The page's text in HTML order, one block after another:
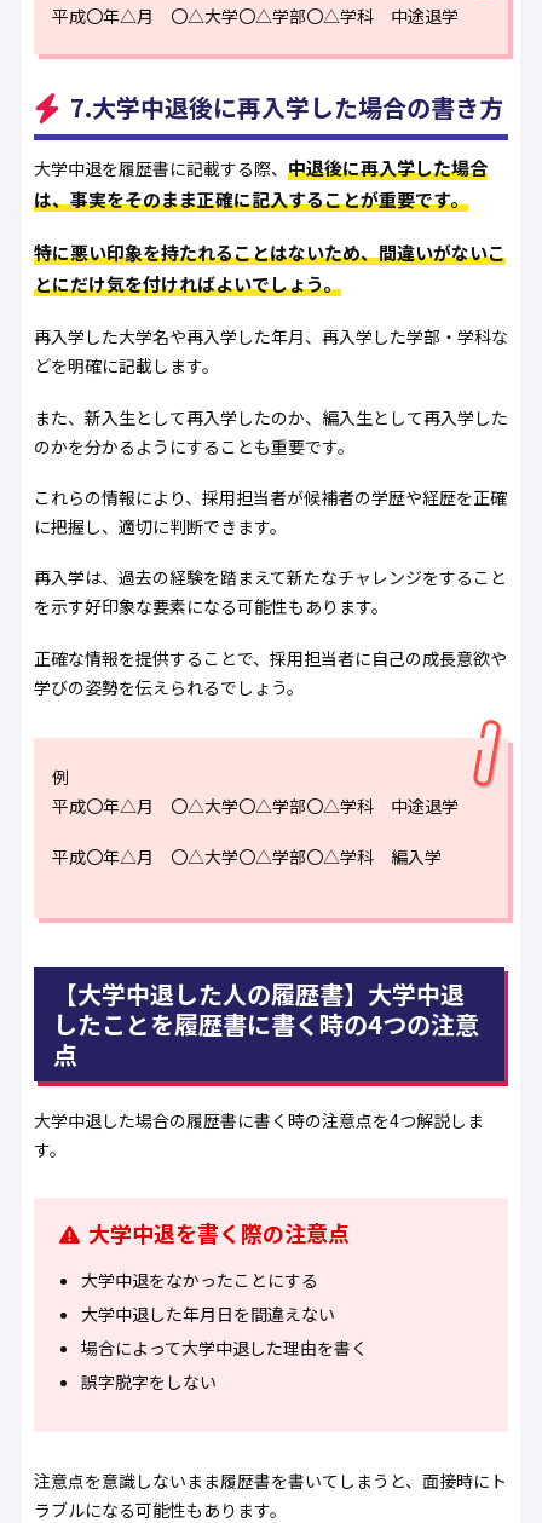
平成〇年△月 〇△大学〇△学部〇△学科 中途退学
7.大学中退後に再入学した場合の書き方
大学中退を履歴書に記載する際、 中退後に再入学した場合
は、事実をそのまま正確に記入することが重要です。
特に悪い印象を持たれることはないため、間違いがないこ
とにだけ気を付ければよいでしょう。
再入学した大学名や再入学した年月、再入学した学部・学科な
どを明確に記載します。
また、新入生として再入学したのか、編入生として再入学した
のかを分かるようにすることも重要です。
これらの情報により、採用担当者が候補者の学歴や経歴を正確
に把握し、適切に判断できます。
再入学は、過去の経験を踏まえて新たなチャレンジをすること
を示す好印象な要素になる可能性もあります。
正確な情報を提供することで、採用担当者に自己の成長意欲や
学びの姿勢を伝えられるでしょう。
例
平成〇年△月 〇△大学〇△学部〇△学科 中途退学
平成〇年△月 〇△大学〇△学部〇△学科 編入学
【大学中退した人の履歴書】大学中退
したことを履歴書に書く時の4つの注意
点
大学中退した場合の履歴書に書く時の注意点を4つ解説しま
す。
大学中退を書く際の注意点
大学中退をなかったことにする
大学中退した年月日を間違えない
場合によって大学中退した理由を書く
誤字脱字をしない
注意点を意識しないまま履歴書を書いてしまうと、面接時にト
ラブルになる可能性もあります。